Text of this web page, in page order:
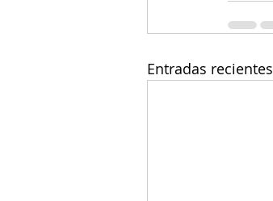
Entradas recientes